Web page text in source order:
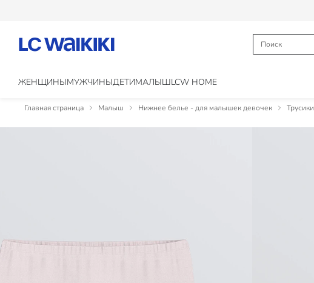
ЖЕНЩИНЫМУЖЧИНЫДЕТИМАЛЫШLCW HOME
Главная страница Малыш Нижнее белье - для малышек девочек Трусики